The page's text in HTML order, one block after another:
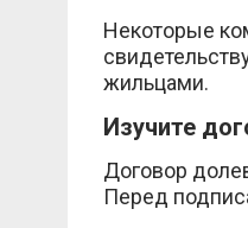
Некоторые
жильцами.
Изучите
Договор
Перед